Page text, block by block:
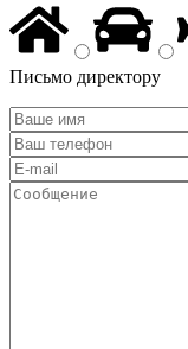
Письмо директору